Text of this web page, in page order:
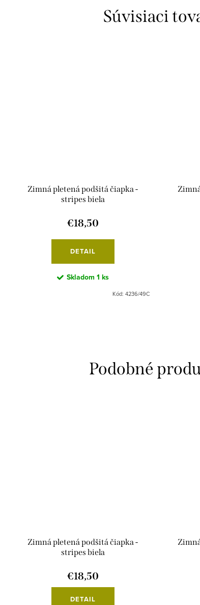
Súvisiaci
Zimná pletená podšitá čiapka -
stripes biela
€18,50
DETAIL
Skladom 1 ks
Kód: 4236/49C
Zimná pletená podšitá čiapka -
stripes biela
€18,50
DETAIL